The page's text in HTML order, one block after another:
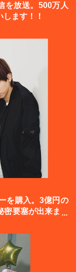
を放送。500万人
ます！！
を購入。3億円の
要塞が出来まし